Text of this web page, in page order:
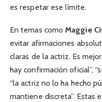
es respetar ese límite.
En temas comoMaggie
evitar afirmaciones
claras de la actriz. Es
hay confirmación oficial”,
“la actriz no lo ha hecho
mantiene discreta”. Estas